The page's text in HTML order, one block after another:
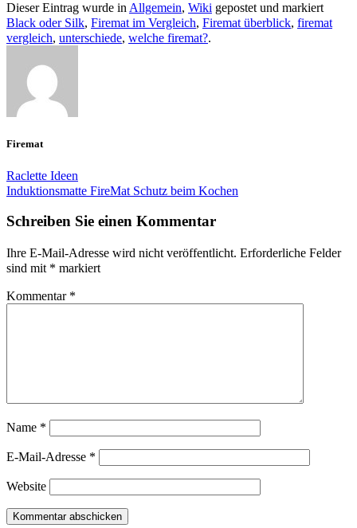
Dieser Eintrag wurde in Allgemein, Wiki gepostet und markiert
Black oder Silk, Firemat im Vergleich, Firemat überblick, firemat
vergleich, unterschiede, welche firemat?.
Firemat
Raclette Ideen
Induktionsmatte FireMat Schutz beim Kochen
Schreiben Sie einen Kommentar
Ihre E-Mail-Adresse wird nicht veröffentlicht. Erforderliche Felder
sind mit * markiert
Kommentar *
Name *
E-Mail-Adresse *
Website